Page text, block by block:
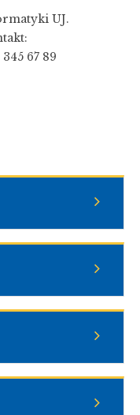
UJ.
67 89